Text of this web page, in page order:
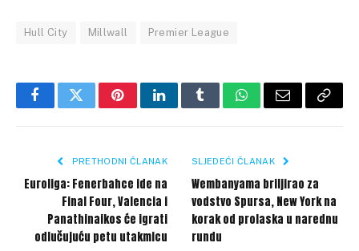
Hull City Millwall Premier League
FacebookTwitterPinterestLinkedInTumblrWhatsApp
Email Copy
PRETHODNI ČLANAK
Euroliga: Fenerbahce ide na
Final Four, Valencia i
Panathinaikos će igrati
odlučujuću petu utakmicu
SLJEDEĆI ČLANAK
Wembanyama briljirao za
vodstvo Spursa, New York na
korak od prolaska u narednu
rundu